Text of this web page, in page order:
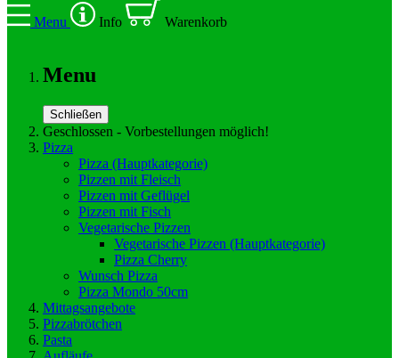
Menu Info Warenkorb
Menu
Schließen
Geschlossen - Vorbestellungen möglich!
Pizza
Pizza (Hauptkategorie)
Pizzen mit Fleisch
Pizzen mit Geflügel
Pizzen mit Fisch
Vegetarische Pizzen
Vegetarische Pizzen (Hauptkategorie)
Pizza Cherry
Wunsch Pizza
Pizza Mondo 50cm
Mittagsangebote
Pizzabrötchen
Pasta